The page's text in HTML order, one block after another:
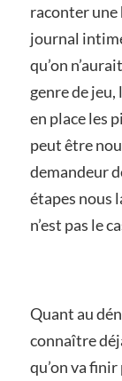
raconter une
journal
qu’on
genre de jeu,
en place les
peut être
demandeur
étapes nous
n’est pas le
Quant au
connaître
qu’on va